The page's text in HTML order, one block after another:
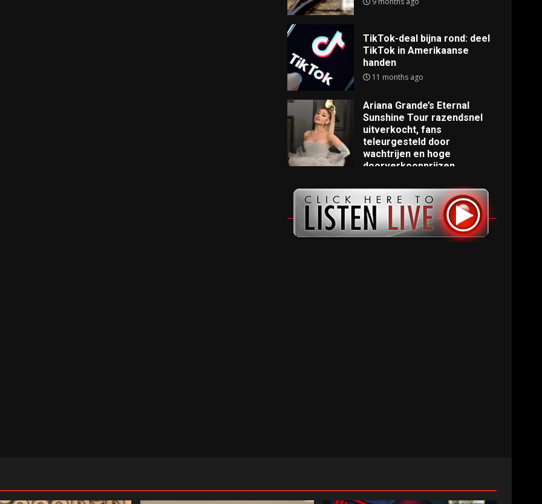
TikTok-deal bijna rond: deel
TikTok in Amerikaanse
handen
11 months ago
Ariana Grande’s Eternal
Sunshine Tour razendsnel
uitverkocht, fans
teleurgesteld door
wachtrijen en hoge
doorverkoopprijzen